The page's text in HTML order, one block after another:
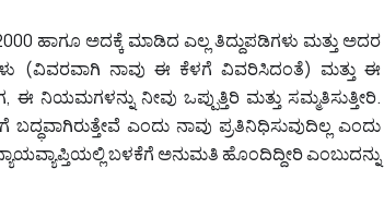
ಹಾಗೂ ಅದಕ್ಕೆ ಮಾಡಿದ ಎಲ್ಲ ತಿದ್ದುಪಡಿಗಳು ಮತ್ತು ಅದರ
(ವಿವರವಾಗಿ ನಾವು ಈ ಕೆಳಗೆ ವಿವರಿಸಿದಂತೆ) ಮತ್ತು ಈ
ನಿಯಮಗಳನ್ನು ನೀವು ಒಪ್ಪುತ್ತಿರಿ ಮತ್ತು ಸಮ್ಮತಿಸುತ್ತೀರಿ.
ಎಂದು ನಾವು ಪ್ರತಿನಿಧಿಸುವುದಿಲ್ಲ ಎಂದು
ಬಳಕೆಗೆ ಅನುಮತಿ ಹೊಂದಿದ್ದೀರಿ ಎಂಬುದನ್ನು